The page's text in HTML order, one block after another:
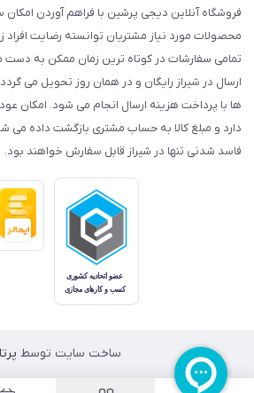
فروشگاه آنلاین دیجی پرشین با فراهم آوردن
محصولات مورد نیاز مشتریان توانسته رضایت افراد
تمامی سفارشات در کوتاه ترین زمان ممکن به دست
ارسال در شیراز رایگان و در همان روز تحویل می
ها با پرداخت هزینه ارسال انجام می شود. امکان
دارد و مبلغ کالا به حساب مشتری بازگشت داده
فاسد شدنی تنها در شیراز قابل سفارش خواهند بود.
ساخت سایت توسط